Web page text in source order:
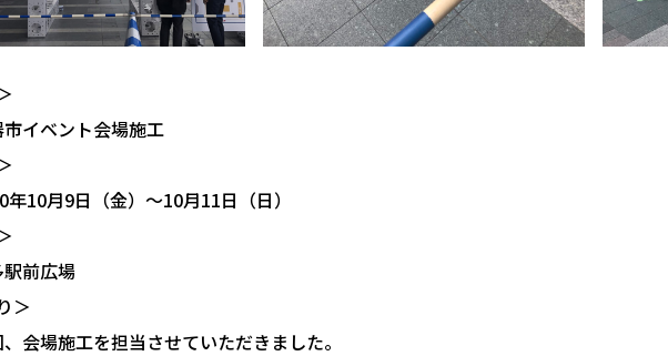
市イベント会場施工
年10月9日（金）～10月11日（日）
前広場
＞
会場施工を担当させていただきました。